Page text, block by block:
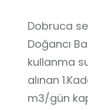
Dobruca
Doğancı
kullanma
alınan
m3/gün